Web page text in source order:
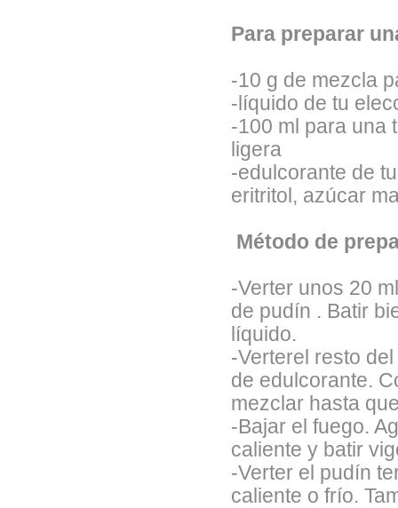
Para preparar
-10 g de mezcla
-líquido de tu
-100 ml para una
ligera
-edulcorante de
eritritol, azúcar
Método de
-Verter unos 20
de pudín . Batir
líquido.
-Verterel resto
de edulcorante.
mezclar hasta
-Bajar el fuego.
caliente y batir
-Verter el pudín
caliente o frío.